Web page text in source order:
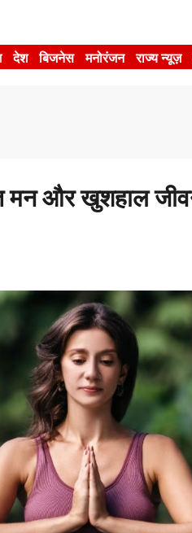
देश बिजनेस मनोरंजन राज्य न्यूज़
और खुशहाल